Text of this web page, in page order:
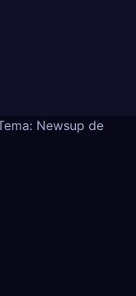
Newsup de